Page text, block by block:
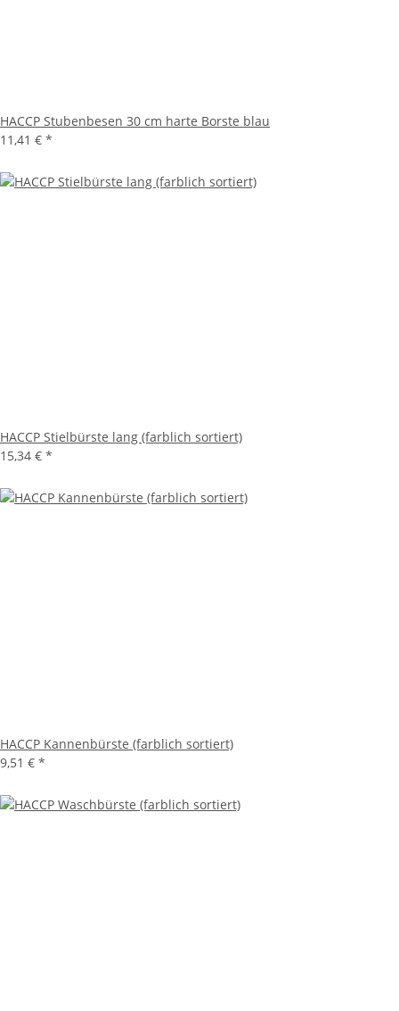
HACCP Stubenbesen 30 cm harte Borste blau
11,41 € *
HACCP Stielbürste lang (farblich sortiert)
15,34 € *
HACCP Kannenbürste (farblich sortiert)
9,51 € *